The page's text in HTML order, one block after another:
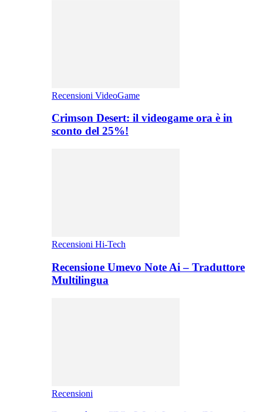
Recensioni VideoGame
Crimson Desert: il videogame ora è in
sconto del 25%!
Recensioni Hi-Tech
Recensione Umevo Note Ai – Traduttore
Multilingua
Recensioni